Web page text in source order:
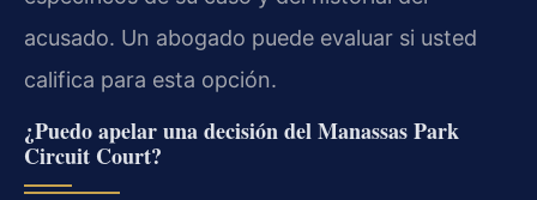
acusado. Un abogado puede evaluar si usted
califica para esta opción.
¿Puedo apelar una decisión del Manassas Park
Circuit Court?